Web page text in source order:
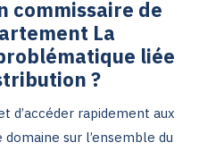
commissaire de
La
liée
?
d’accéder rapidement aux
sur l’ensemble du